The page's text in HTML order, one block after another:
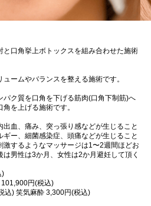
口角挙上ボトックスを組み合わせた施術
ームやバランスを整える施術です。
パク質を口角を下げる筋肉(口角下制筋)へ
を上げる施術です。
血、痛み、突っ張り感などが生じること
ー、細菌感染症、頭痛などが生じること
するようなマッサージは1〜2週間ほどお
男性は3か月、女性は2か月避妊して頂く
)
円(税込)
込) 笑気麻酔 3,300円(税込)